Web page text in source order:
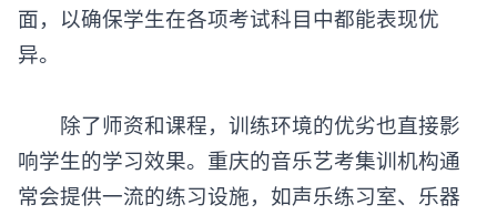
面，以确保学生在各项考试科目中都能表现优
异。
除了师资和课程，训练环境的优劣也直接影
响学生的学习效果。重庆的音乐艺考集训机构通
常会提供一流的练习设施，如声乐练习室、乐器